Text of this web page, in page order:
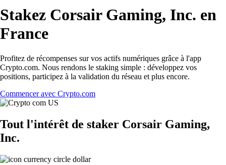
Stakez Corsair Gaming, Inc. en
France
Profitez de récompenses sur vos actifs numériques grâce à l'app
Crypto.com. Nous rendons le staking simple : développez vos
positions, participez à la validation du réseau et plus encore.
Commencer avec Crypto.com
Tout l'intérêt de staker Corsair Gaming,
Inc.